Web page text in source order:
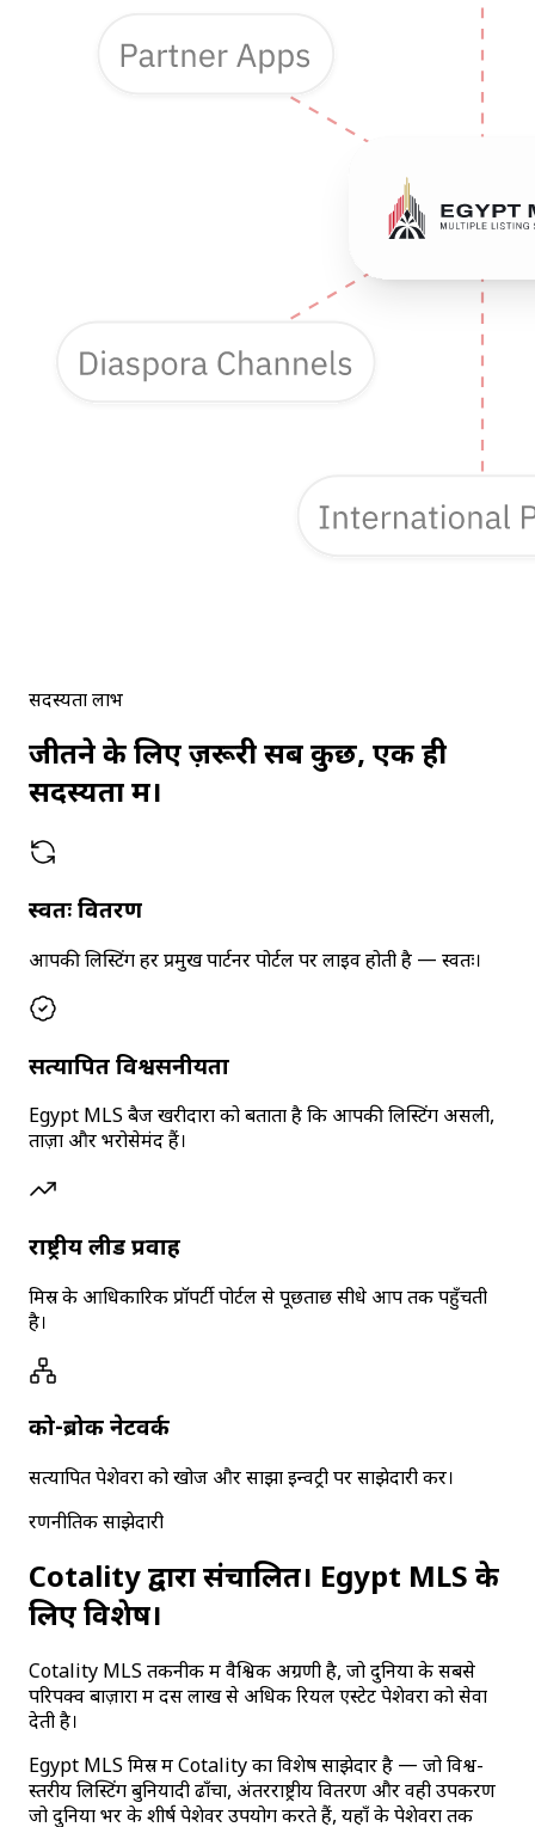
सदस्यता लाभ
जीतने के लिए ज़रूरी सब कुछ, एक ही
सदस्यता में।
स्वतः वितरण
आपकी लिस्टिंग हर प्रमुख पार्टनर पोर्टल पर लाइव होती है — स्वतः।
सत्यापित विश्वसनीयता
Egypt MLS बैज खरीदारों को बताता है कि आपकी लिस्टिंग असली,
ताज़ा और भरोसेमंद हैं।
राष्ट्रीय लीड प्रवाह
मिस्र के आधिकारिक प्रॉपर्टी पोर्टल से पूछताछ सीधे आप तक पहुँचती
है।
को-ब्रोक नेटवर्क
सत्यापित पेशेवरों को खोजें और साझा इन्वेंट्री पर साझेदारी करें।
रणनीतिक साझेदारी
Cotality द्वारा संचालित। Egypt MLS के
लिए विशेष।
Cotality MLS तकनीक में वैश्विक अग्रणी है, जो दुनिया के सबसे
परिपक्व बाज़ारों में दस लाख से अधिक रियल एस्टेट पेशेवरों को सेवा
देती है।
Egypt MLS मिस्र में Cotality का विशेष साझेदार है — जो विश्व-
स्तरीय लिस्टिंग बुनियादी ढाँचा, अंतरराष्ट्रीय वितरण और वही उपकरण
जो दुनिया भर के शीर्ष पेशेवर उपयोग करते हैं, यहाँ के पेशेवरों तक